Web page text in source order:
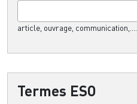
article, ouvrage, communication,....
Termes ESO